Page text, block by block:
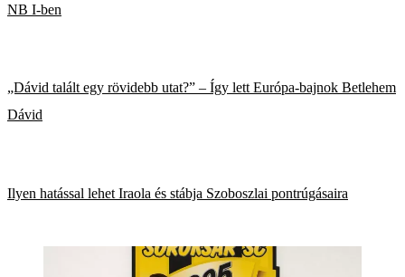
NB I-ben
„Dávid talált egy rövidebb utat?” – Így lett Európa-bajnok Betlehem
Dávid
Ilyen hatással lehet Iraola és stábja Szoboszlai pontrúgásaira